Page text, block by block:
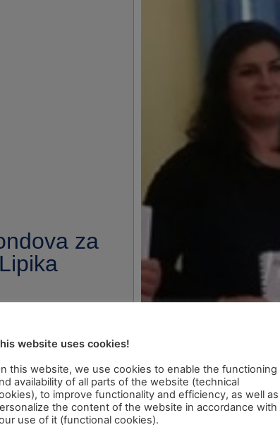
za
website uses cookies!
this website, we use cookies to enable the functioning
availability of all parts of the website (technical
to improve functionality and efficiency, as well as
the content of the website in accordance with
use of it (functional cookies).